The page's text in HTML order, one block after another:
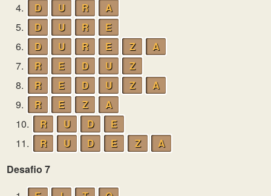
4.
D U R
A
5.
D U R
E
6.
D U R E Z
A
7.
R E D U
Z
8.
R E D U Z
A
9.
R E Z
A
10.
R U D
E
11.
R U D E Z
A
Desafio 7